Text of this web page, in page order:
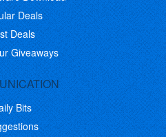
Deals
Deals
Giveaways
Bits